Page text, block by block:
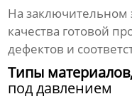
На заключительном
качества готовой
дефектов и
Типы
под давлением